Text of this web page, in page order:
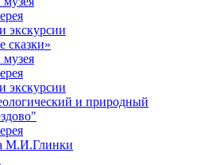
экскурсии
сказки»
экскурсии
и природный
М.И.Глинки